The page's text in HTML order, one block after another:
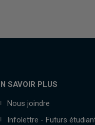
SAVOIR PLUS
Nous joindre
Infolettre - Futurs